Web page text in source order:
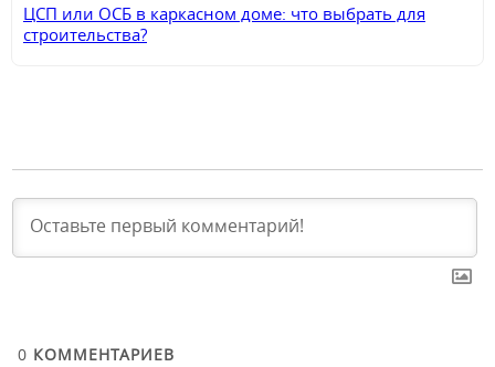
ЦСП или ОСБ в каркасном доме: что выбрать для
строительства?
0 КОММЕНТАРИЕВ